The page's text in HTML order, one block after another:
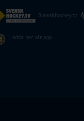
Svenskhockey.tv
Ladda ner vår app